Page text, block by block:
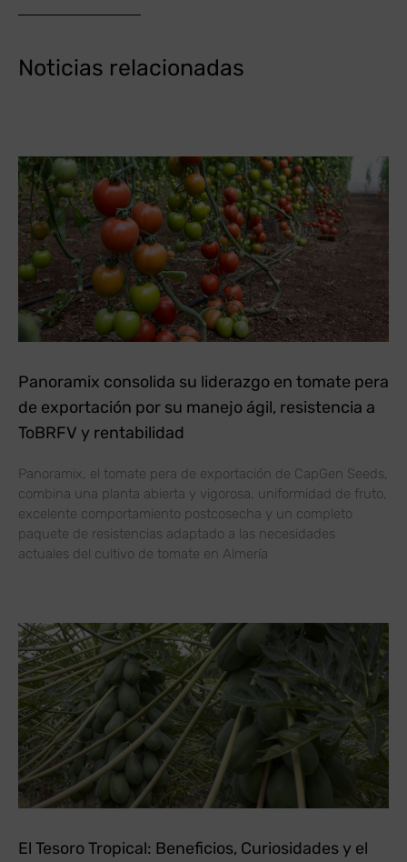
Noticias relacionadas
Panoramix consolida su liderazgo en tomate pera
de exportación por su manejo ágil, resistencia a
ToBRFV y rentabilidad
Panoramix, el tomate pera de exportación de CapGen Seeds,
combina una planta abierta y vigorosa, uniformidad de fruto,
excelente comportamiento postcosecha y un completo
paquete de resistencias adaptado a las necesidades
actuales del cultivo de tomate en Almería
El Tesoro Tropical: Beneficios, Curiosidades y el